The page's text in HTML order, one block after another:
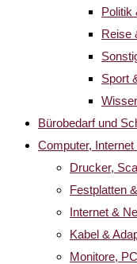
Politik
Reise
Sport
Bürobedarf und
Computer,
Drucker,
Festplatten
Internet &
Kabel &
Monitore,